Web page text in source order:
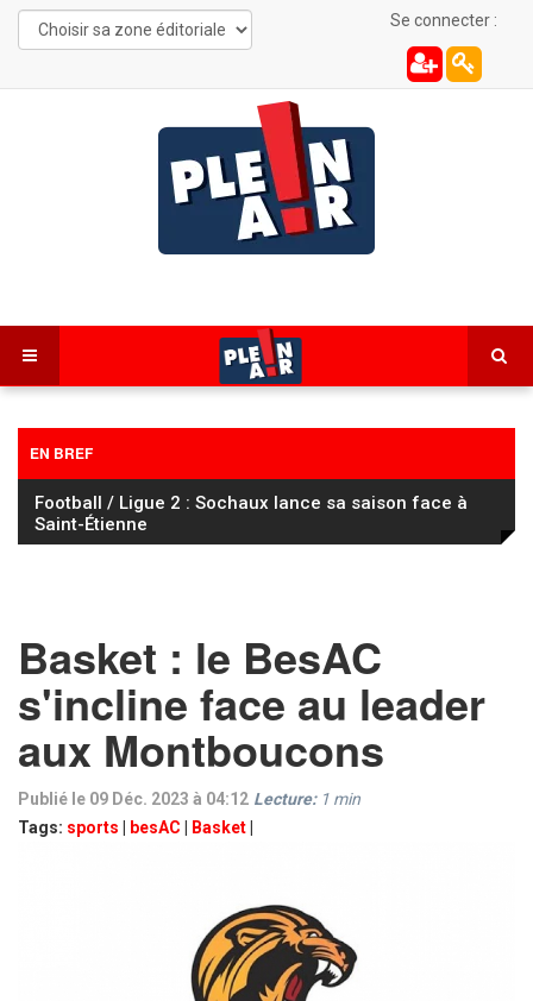
Se connecter :
EN BREF
Basket : le BesAC
s'incline face au leader
aux Montboucons
Publié le 09 Déc. 2023 à 04:12
Tags: sports besAC Basket
Lecture: 1 min